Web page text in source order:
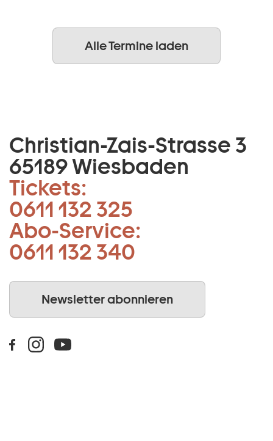
Alle Termine laden
Christian-Zais-Strasse 3
65189 Wiesbaden
Tickets:
0611 132 325
Abo-Service:
0611 132 340
Newsletter abonnieren